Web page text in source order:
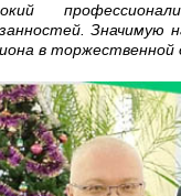
Значимую
в торжественной